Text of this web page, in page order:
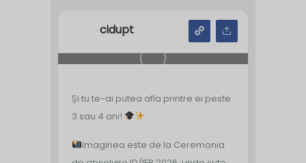
cidupt
Și tu te-ai putea afla printre ei peste
3 sau 4 ani!
Imaginea este de la Ceremonia